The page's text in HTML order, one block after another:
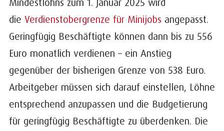
die Verdienstobergrenze für Minijobs angepasst.
Geringfügig Beschäftigte können dann bis zu 556
Euro monatlich verdienen – ein Anstieg
gegenüber der bisherigen Grenze von 538 Euro.
Arbeitgeber müssen sich darauf einstellen, Löhne
entsprechend anzupassen und die Budgetierung
für geringfügig Beschäftigte zu überdenken. Die